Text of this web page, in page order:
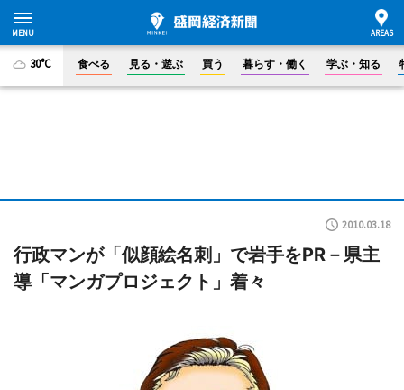
30°C 食べる 見る・遊ぶ 買う 暮らす・働く 学ぶ・知る
2010.03.18
行政マンが「似顔絵名刺」で岩手をPR－県主
導「マンガプロジェクト」着々